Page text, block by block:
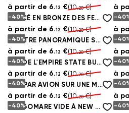
à partir de 6.12 €(10.20€) à
-40% TRACÉ EN BRONZE DES FEUILLES ET DES BRANCHES
à partir de 6.12 €(10.20€)
-
à
-40% FENÊTRE PANORAMIQUE SURPLOMBANT NEW YORK
à partir de 6.12 €(10.20€)
-
à
-40% VUE DE L'EMPIRE STATE BUILDING DANS UN MUR CASSÉ
à partir de 6.12 €(10.20€)
-
à
-40% VOL PAR AVION SUR UNE MÉTROPOLE
à partir de 6.12 €(10.20€)
-
à
-40% LUNGOMARE VIDE À NEW YORK -